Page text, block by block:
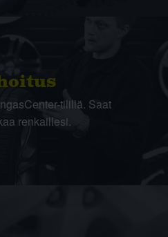
tilillä. Saat
renkaillesi.